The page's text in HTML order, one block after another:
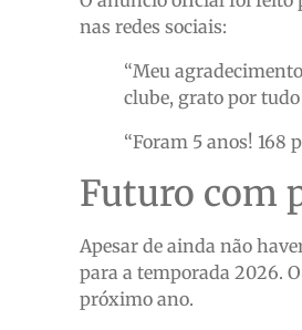
nas redes sociais:
“Meu
clube, grato por
“Foram 5 anos! 168
Futuro com
Apesar de ainda não
para a temporada 2026.
próximo ano.